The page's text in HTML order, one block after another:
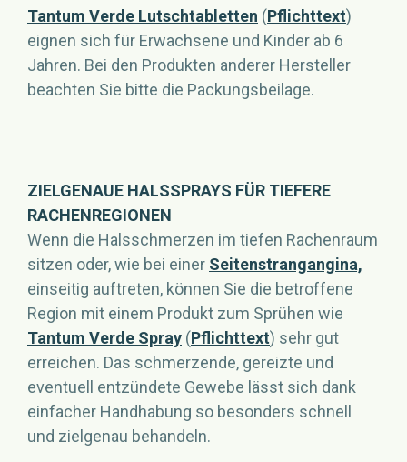
Tantum Verde Lutschtabletten (Pflichttext)
eignen sich für Erwachsene und Kinder ab 6
Jahren. Bei den Produkten anderer Hersteller
beachten Sie bitte die Packungsbeilage.
ZIELGENAUE HALSSPRAYS FÜR TIEFERE
RACHENREGIONEN
Wenn die Halsschmerzen im tiefen Rachenraum
sitzen oder, wie bei einer Seitenstrangangina,
einseitig auftreten, können Sie die betroffene
Region mit einem Produkt zum Sprühen wie
Tantum Verde Spray (Pflichttext) sehr gut
erreichen. Das schmerzende, gereizte und
eventuell entzündete Gewebe lässt sich dank
einfacher Handhabung so besonders schnell
und zielgenau behandeln.